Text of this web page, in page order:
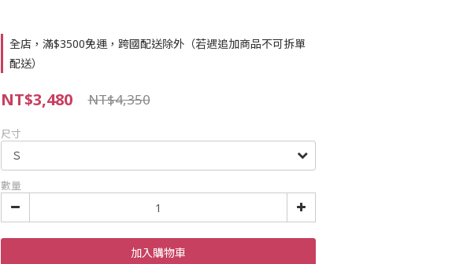
全店，滿$3500免運，跨國配送除外（若遇追加商品不可拆單
配送）
NT$3,480 NT$4,350
尺寸
數量
加入購物車